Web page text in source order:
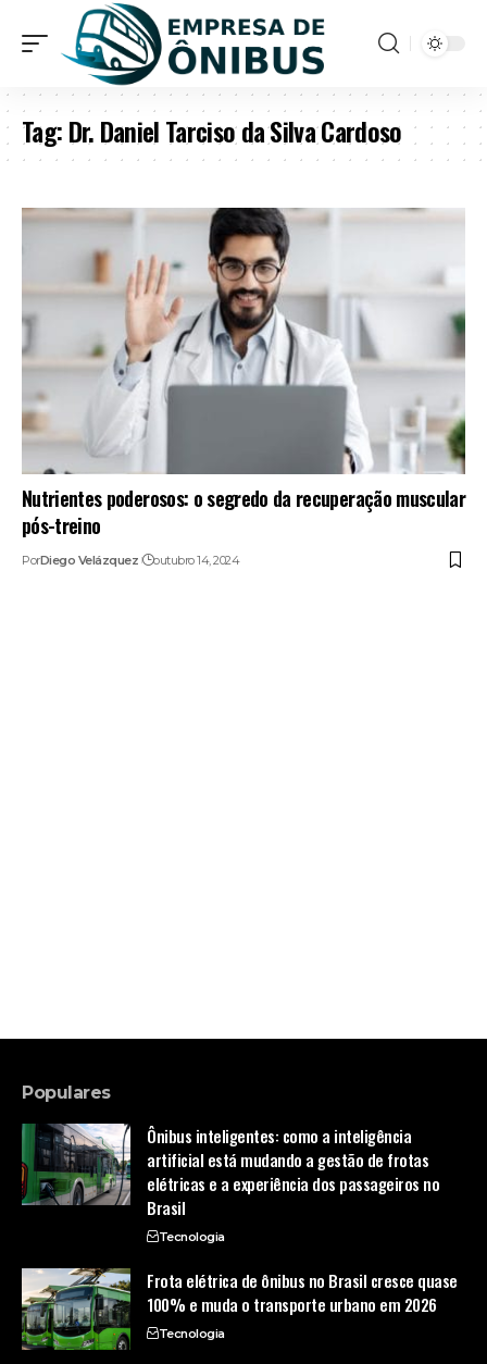
Tag:Dr. Daniel Tarciso da Silva Cardoso
Nutrientes poderosos: o segredo da recuperação muscular
pós-treino
PorDiego Velázquez outubro 14, 2024
Populares
Ônibus inteligentes: como a inteligência
artificial está mudando a gestão de frotas
elétricas e a experiência dos passageiros no
Brasil
Tecnologia
Frota elétrica de ônibus no Brasil cresce quase
100% e muda o transporte urbano em 2026
Tecnologia